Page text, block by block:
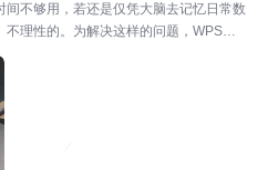
不够用，若还是仅凭大脑去记忆日常数
理性的。为解决这样的问题，WPS上
过日历管理法，帮助用户更合理地规划
针对日历中的国...